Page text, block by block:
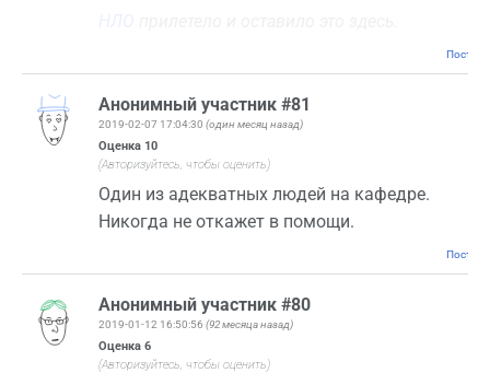
Анонимный участник #81
2019-02-07 17:04:30 (один месяц назад)
Оценка 10
(Авторизуйтесь, чтобы оценить)
Один из адекватных людей на кафедре.
Никогда не откажет в помощи.
Анонимный участник #80
2019-01-12 16:50:56 (92 месяца назад)
Оценка 6
(Авторизуйтесь, чтобы оценить)